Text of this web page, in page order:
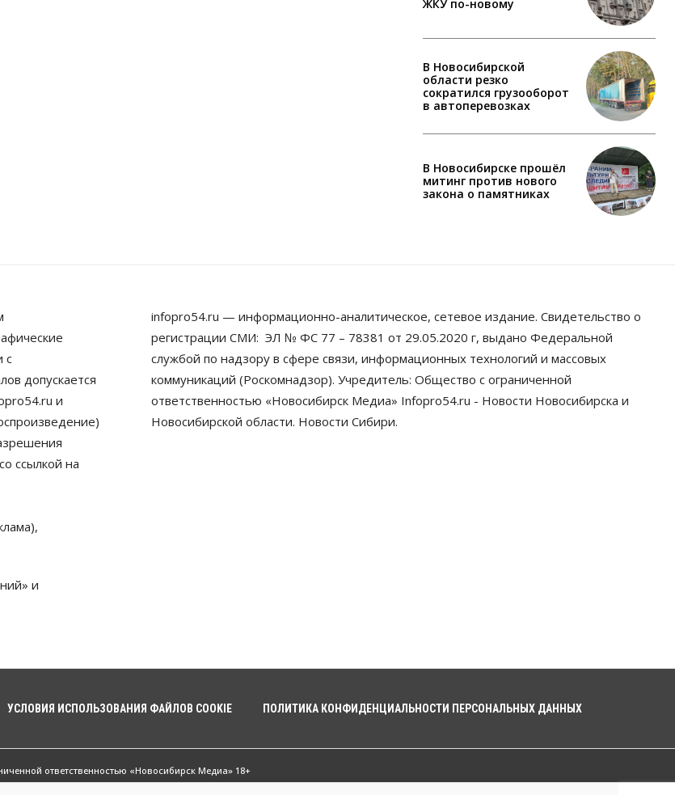
ЖКУ по-новому
В Новосибирской
области резко
сократился грузооборот
в автоперевозках
В Новосибирске прошёл
митинг против нового
закона о памятниках
с
допускается
и
ссылкой на
и
infopro54.ru — информационно-аналитическое, сетевое издание. Свидетельство о
регистрации СМИ: ЭЛ № ФС 77 – 78381 от 29.05.2020 г, выдано Федеральной
службой по надзору в сфере связи, информационных технологий и массовых
коммуникаций (Роскомнадзор). Учредитель: Общество с ограниченной
ответственностью «Новосибирск Медиа» Infopro54.ru - Новости Новосибирска и
Новосибирской области. Новости Сибири.
УСЛОВИЯ ИСПОЛЬЗОВАНИЯ ФАЙЛОВ COOKIE ПОЛИТИКА КОНФИДЕНЦИАЛЬНОСТИ ПЕРСОНАЛЬНЫХ ДАННЫХ
ответственностью «Новосибирск Медиа» 18+